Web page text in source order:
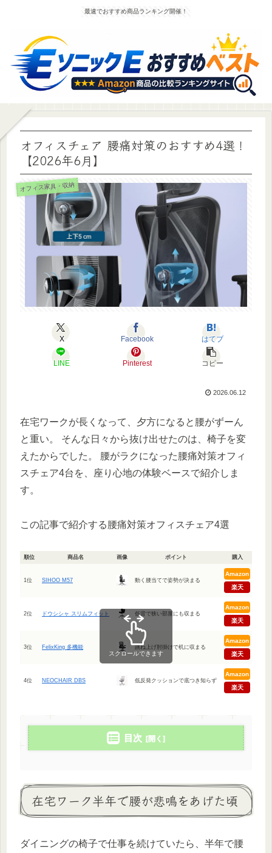
最速でおすすめ商品ランキング開催！
オフィスチェア 腰痛対策のおすすめ4選！
【2026年6月】
オフィス家具・収納
X Facebook はてブ
LINE Pinterest コピー
2026.06.12
在宅ワークが長くなって、夕方になると腰がずーん
と重い。 そんな日々から抜け出せたのは、椅子を変
えたからでした。 腰がラクになった腰痛対策オフィ
スチェア4台を、座り心地の体験ベースで紹介しま
す。
この記事で紹介する腰痛対策オフィスチェア4選
順位 商品名 画像 ポイント 購入
1位 SIHOO M57 動く腰当てで姿勢が決まる
Amazon
楽天
2位 ドウシシャ スリムフィット 低背で狭い部屋にも収まる
Amazon
楽天
3位 FelixKing 多機能 跳ね上げ肘掛けで机に収まる
Amazon
楽天
4位 NEOCHAIR DBS 低反発クッションで底つき知らず
Amazon
楽天
スクロールできます
目次
在宅ワーク半年で腰が悲鳴をあげた頃
ダイニングの椅子で仕事を続けていたら、半年で腰